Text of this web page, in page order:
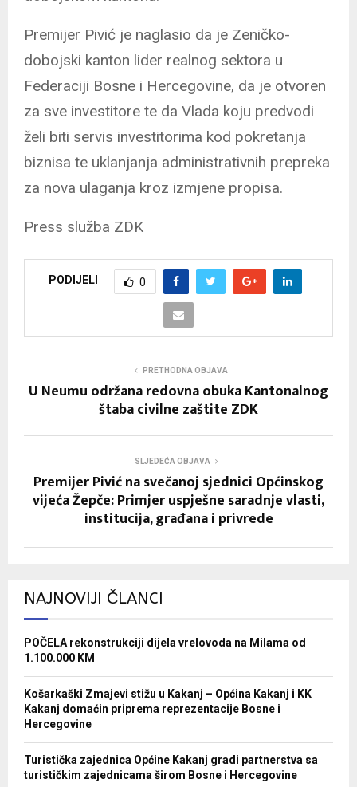
Premijer Pivić je naglasio da je Zeničko-
dobojski kanton lider realnog sektora u
Federaciji Bosne i Hercegovine, da je otvoren
za sve investitore te da Vlada koju predvodi
želi biti servis investitorima kod pokretanja
biznisa te uklanjanja administrativnih prepreka
za nova ulaganja kroz izmjene propisa.
Press služba ZDK
PODIJELI 0
PRETHODNA OBJAVA
U Neumu održana redovna obuka Kantonalnog
štaba civilne zaštite ZDK
SLJEDEĆA OBJAVA
Premijer Pivić na svečanoj sjednici Općinskog
vijeća Žepče: Primjer uspješne saradnje vlasti,
institucija, građana i privrede
NAJNOVIJI ČLANCI
POČELA rekonstrukciji dijela vrelovoda na Milama od
1.100.000 KM
Košarkaški Zmajevi stižu u Kakanj – Općina Kakanj i KK
Kakanj domaćin priprema reprezentacije Bosne i
Hercegovine
Turistička zajednica Općine Kakanj gradi partnerstva sa
turističkim zajednicama širom Bosne i Hercegovine